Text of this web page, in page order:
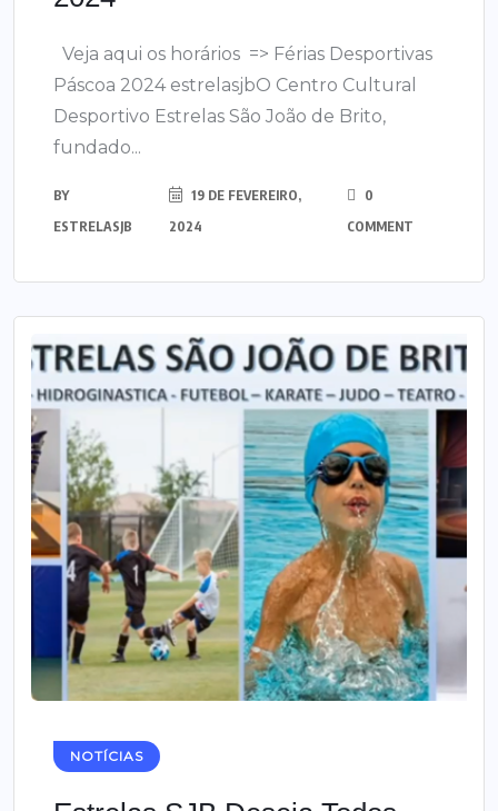
Veja aqui os horários => Férias Desportivas
Páscoa 2024 estrelasjbO Centro Cultural
Desportivo Estrelas São João de Brito,
fundado...
BY
ESTRELASJB
19 DE FEVEREIRO,
2024
0
COMMENT
NOTÍCIAS